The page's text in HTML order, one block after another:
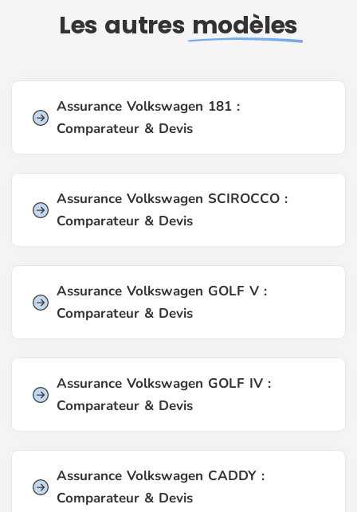
Les autres modèles
Assurance Volkswagen 181 :
Comparateur & Devis
Assurance Volkswagen SCIROCCO :
Comparateur & Devis
Assurance Volkswagen GOLF V :
Comparateur & Devis
Assurance Volkswagen GOLF IV :
Comparateur & Devis
Assurance Volkswagen CADDY :
Comparateur & Devis